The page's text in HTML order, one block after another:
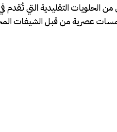
الحلويات التقليدية التي تُقدم
عصرية من قبل الشيفات